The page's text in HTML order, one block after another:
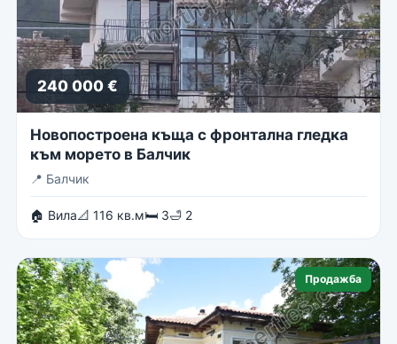
240 000 €
Новопостроена къща с фронтална гледка
към морето в Балчик
📍 Балчик
🏠 Вила📐 116 кв.м🛏 3🛁 2
Продажба